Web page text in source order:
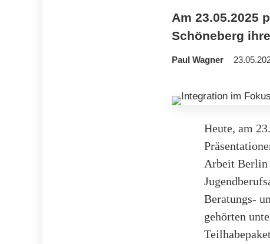
Am 23.05.2025
Schöneberg
Paul Wagner
Heute, am
Arbeit Berlin
Beratungs-
gehörten